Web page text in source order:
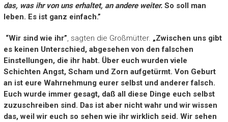
das, was ihr von uns erhaltet, an andere weiter. So soll man
leben. Es ist ganz einfach.”
“Wir sind wie ihr”, sagten die Großmütter. „Zwischen uns gibt
es keinen Unterschied, abgesehen von den falschen
Einstellungen, die ihr habt. Über euch wurden viele
Schichten Angst, Scham und Zorn aufgetürmt. Von Geburt
an ist eure Wahrnehmung eurer selbst und anderer falsch.
Euch wurde immer gesagt, daß all diese Dinge euch selbst
zuzuschreiben sind. Das ist aber nicht wahr und wir wissen
das, weil wir euch so sehen wie ihr wirklich seid. Wir sehen